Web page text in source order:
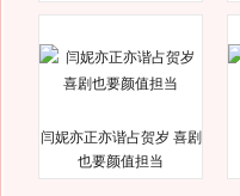
闫妮亦正亦谐占贺岁 喜剧
也要颜值担当